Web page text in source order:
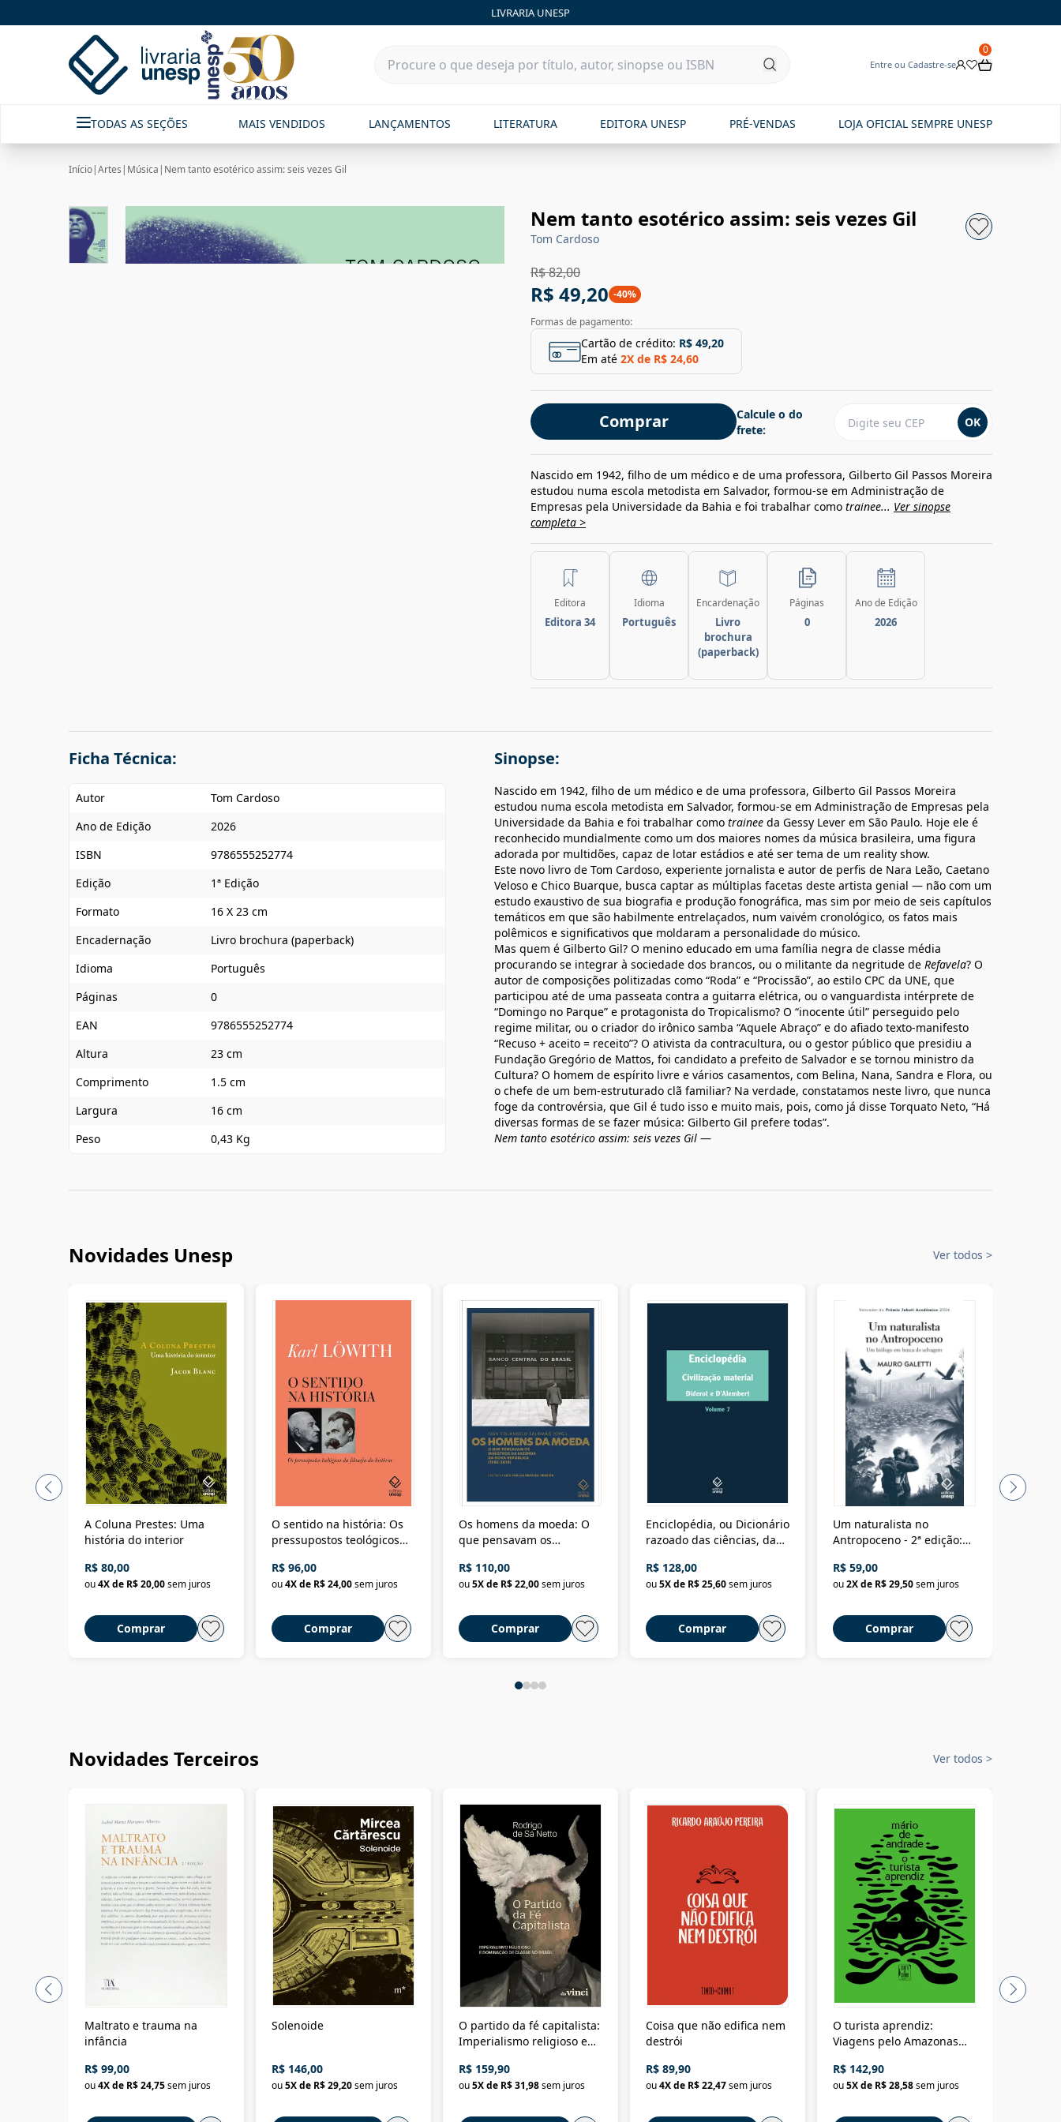
LIVRARIA UNESP
Entre ou Cadastre-se
0
TODAS AS SEÇÕES MAIS VENDIDOS LANÇAMENTOS LITERATURA EDITORA UNESP PRÉ-VENDAS LOJA OFICIAL SEMPRE UNESP
Início|Artes | Música | Nem tanto esotérico assim: seis vezes Gil
Nem tanto esotérico assim: seis vezes Gil
Tom Cardoso
R$ 82,00
R$ 49,20 -40%
Formas de pagamento:
Cartão de crédito: R$ 49,20
Em até 2X de R$ 24,60
Comprar
Calcule o do
frete:
OK
Nascido em 1942, filho de um médico e de uma professora, Gilberto Gil Passos Moreira
estudou numa escola metodista em Salvador, formou-se em Administração de
Empresas pela Universidade da Bahia e foi trabalhar como trainee... Ver sinopse
completa >
Editora
Editora 34
Idioma
Português
Encardenação
Livro
brochura
(paperback)
Páginas
0
Ano de Edição
2026
Ficha Técnica:
Autor
Tom Cardoso
Ano de Edição
2026
ISBN
9786555252774
Edição
1ª Edição
Formato
16 X 23 cm
Encadernação
Livro brochura (paperback)
Idioma
Português
Páginas
0
EAN
9786555252774
Altura
23 cm
Comprimento
1.5 cm
Largura
16 cm
Peso
0,43 Kg
Sinopse:
Nascido em 1942, filho de um médico e de uma professora, Gilberto Gil Passos Moreira
estudou numa escola metodista em Salvador, formou-se em Administração de Empresas pela
Universidade da Bahia e foi trabalhar como trainee da Gessy Lever em São Paulo. Hoje ele é
reconhecido mundialmente como um dos maiores nomes da música brasileira, uma figura
adorada por multidões, capaz de lotar estádios e até ser tema de um reality show.
Este novo livro de Tom Cardoso, experiente jornalista e autor de perfis de Nara Leão, Caetano
Veloso e Chico Buarque, busca captar as múltiplas facetas deste artista genial — não com um
estudo exaustivo de sua biografia e produção fonográfica, mas sim por meio de seis capítulos
temáticos em que são habilmente entrelaçados, num vaivém cronológico, os fatos mais
polêmicos e significativos que moldaram a personalidade do músico.
Mas quem é Gilberto Gil? O menino educado em uma família negra de classe média
procurando se integrar à sociedade dos brancos, ou o militante da negritude de Refavela? O
autor de composições politizadas como “Roda” e “Procissão”, ao estilo CPC da UNE, que
participou até de uma passeata contra a guitarra elétrica, ou o vanguardista intérprete de
“Domingo no Parque” e protagonista do Tropicalismo? O “inocente útil” perseguido pelo
regime militar, ou o criador do irônico samba “Aquele Abraço” e do afiado texto-manifesto
“Recuso + aceito = receito”? O ativista da contracultura, ou o gestor público que presidiu a
Fundação Gregório de Mattos, foi candidato a prefeito de Salvador e se tornou ministro da
Cultura? O homem de espírito livre e vários casamentos, com Belina, Nana, Sandra e Flora, ou
o chefe de um bem-estruturado clã familiar? Na verdade, constatamos neste livro, que nunca
foge da controvérsia, que Gil é tudo isso e muito mais, pois, como já disse Torquato Neto, “Há
diversas formas de se fazer música: Gilberto Gil prefere todas”.
Nem tanto esotérico assim: seis vezes Gil —
Novidades Unesp Ver todos >
A Coluna Prestes: Uma
história do interior
R$ 80,00
ou4X de R$ 20,00sem juros
Comprar
O sentido na história: Os
pressupostos teológicos
R$ 96,00
ou4X de R$ 24,00sem juros
Comprar
Os homens da moeda: O
que pensavam os
Nova República (1985-
2018)
R$ 110,00
ou5X de R$ 22,00sem juros
Comprar
Enciclopédia, ou Dicionário
razoado das ciências, das
Civilização material
R$ 128,00
ou5X de R$ 25,60sem juros
Comprar
Um naturalista no
Antropoceno - 2ª edição:
selvagem
R$ 59,00
ou2X de R$ 29,50sem juros
Comprar
Novidades Terceiros Ver todos >
Maltrato e trauma na
infância
R$ 99,00
ou4X de R$ 24,75sem juros
Solenoide
R$ 146,00
ou5X de R$ 29,20sem juros
O partido da fé capitalista:
Imperialismo religioso e
Brasil
R$ 159,90
ou5X de R$ 31,98sem juros
Coisa que não edifica nem
destrói
R$ 89,90
ou4X de R$ 22,47sem juros
O turista aprendiz:
Viagens pelo Amazonas
até a Bolívia e por Marajó
até dizer chega
R$ 142,90
ou5X de R$ 28,58sem juros